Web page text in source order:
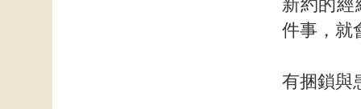
新約的經
件事，就
有捆鎖與